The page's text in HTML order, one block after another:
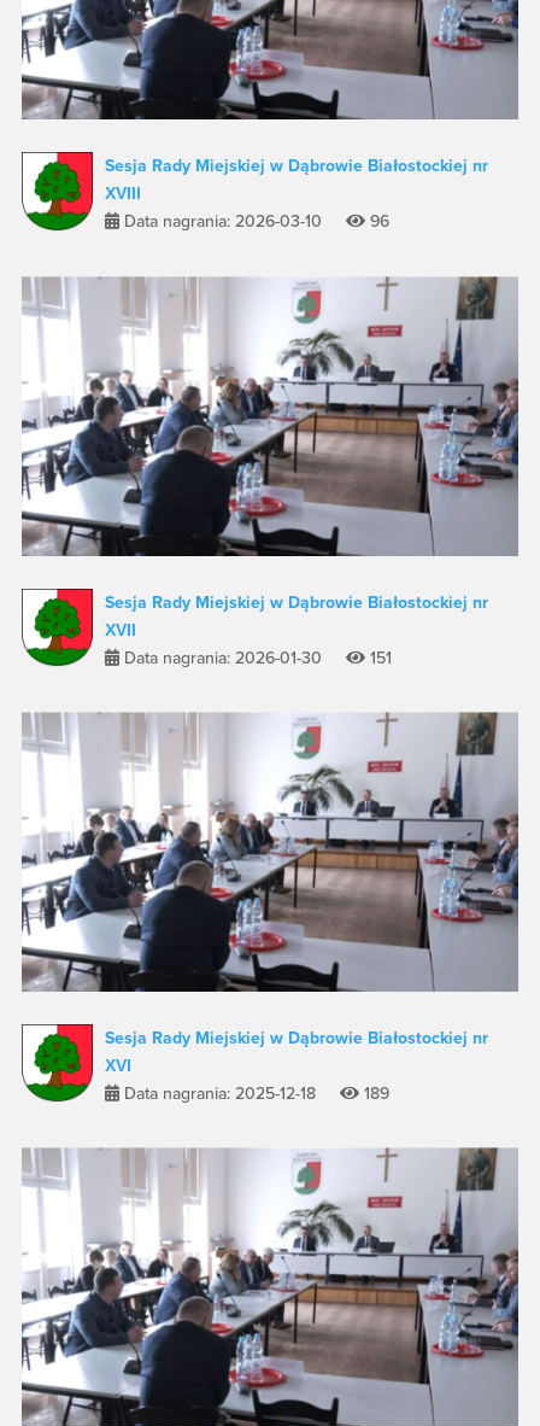
Sesja Rady Miejskiej w Dąbrowie Białostockiej nr
XVIII
Data nagrania: 2026-03-10
96
Sesja Rady Miejskiej w Dąbrowie Białostockiej nr
XVII
Data nagrania: 2026-01-30
151
Sesja Rady Miejskiej w Dąbrowie Białostockiej nr
XVI
Data nagrania: 2025-12-18
189